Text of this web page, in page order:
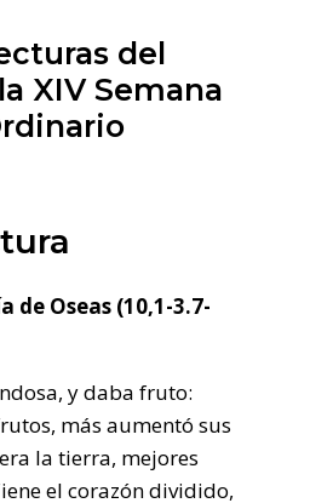
del
XIV Semana
de Oseas (10,1-3.7-
y daba fruto:
más aumentó sus
la tierra, mejores
el corazón dividido,